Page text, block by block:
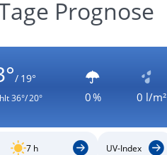
Prognose
/ 19°
36°/ 20° 0 % 0 l/m²
7 h UV-Index